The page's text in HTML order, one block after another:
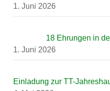
1. Juni 2026
18 Ehrungen in
1. Juni 2026
Einladung zur TT-